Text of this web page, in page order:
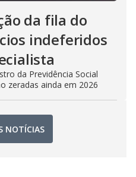
da fila do
indeferidos
da Previdência Social
zeradas ainda em 2026
NOTÍCIAS